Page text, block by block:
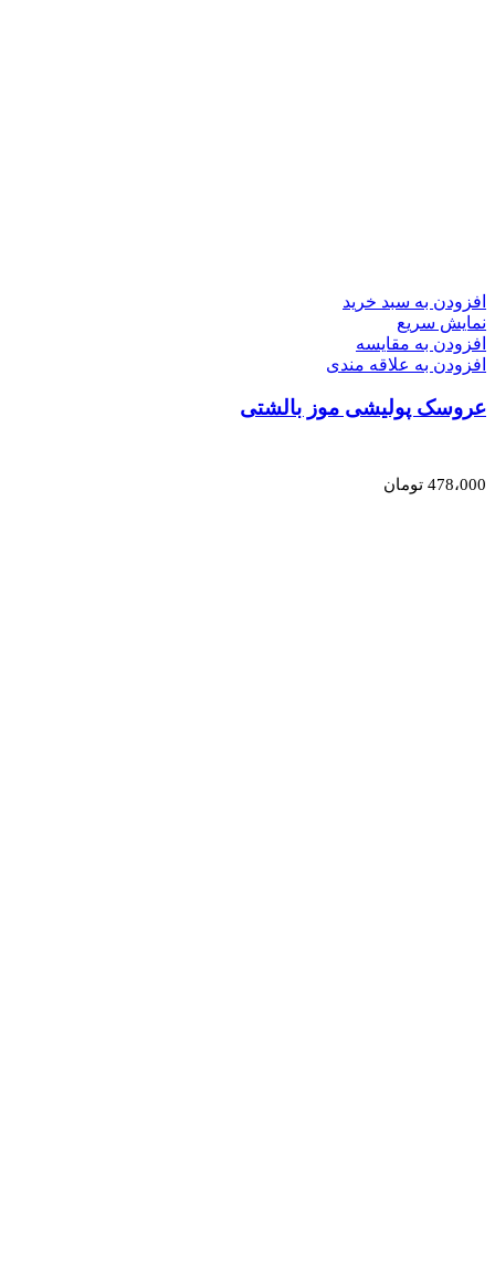
افزودن به سبد خرید
نمایش سریع
افزودن به مقایسه
افزودن به علاقه مندی
عروسک پولیشی موز بالشتی
478،000 تومان